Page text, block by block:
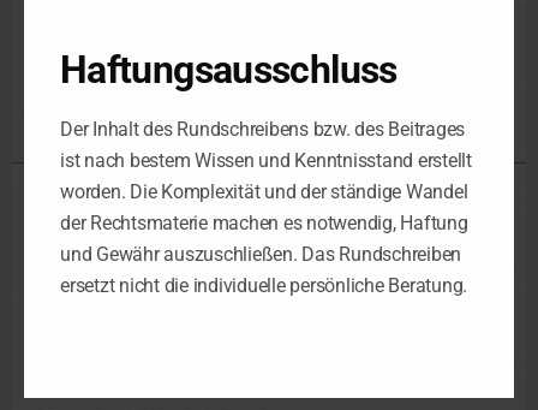
Steuerkanzlei Leipzig
Schorlemmerstraße 2
D-04155 Leipzig
Haftungsausschluss
Der Inhalt des Rundschreibens bzw. des Beitrages
ist nach bestem Wissen und Kenntnisstand erstellt
worden. Die Komplexität und der ständige Wandel
der Rechtsmaterie machen es notwendig, Haftung
und Gewähr auszuschließen. Das Rundschreiben
ersetzt nicht die individuelle persönliche Beratung.